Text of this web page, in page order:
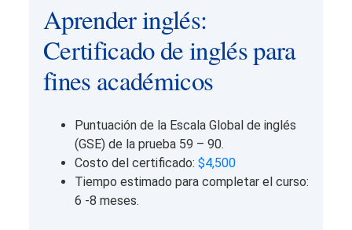
Aprender inglés:
Certificado de inglés para
fines académicos
Puntuación de la Escala Global de inglés
(GSE) de la prueba 59 – 90.
Costo del certificado: $4,500
Tiempo estimado para completar el curso:
6 -8 meses.